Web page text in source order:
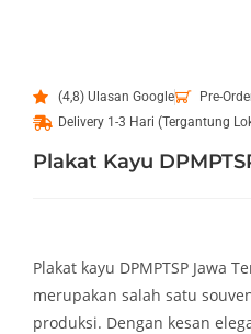
(4,8) Ulasan Google
Pre-
Delivery 1-3 Hari (Tergantung
Plakat Kayu
Plakat kayu DPMPTSP Jawa
merupakan salah satu
produksi. Dengan kesan